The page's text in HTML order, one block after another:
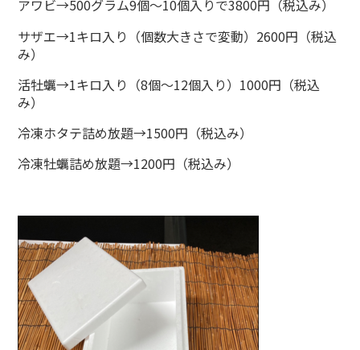
アワビ→500グラム9個～10個入りで3800円（税込み）
サザエ→1キロ入り（個数大きさで変動）2600円（税込
み）
活牡蠣→1キロ入り（8個～12個入り）1000円（税込
み）
冷凍ホタテ詰め放題→1500円（税込み）
冷凍牡蠣詰め放題→1200円（税込み）